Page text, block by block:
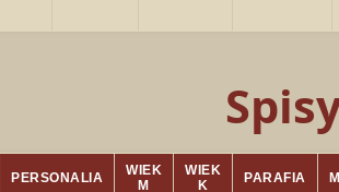
PERSONALIA
WIEK
M
WIEK
K
PARAFIA